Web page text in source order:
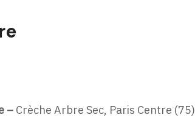
– Crèche Arbre Sec, Paris Centre (75)